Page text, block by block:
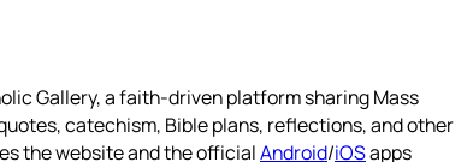
Gallery, a faith-driven platform sharing Mass
catechism, Bible plans, reflections, and other
the website and the officialAndroid/iOSapps